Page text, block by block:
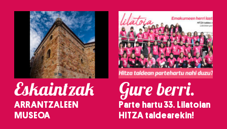
Eskaintzak
ARRANTZALEEN
MUSEOA
Gure berri.
Parte hartu 33. Lilatoian
HITZA taldearekin!